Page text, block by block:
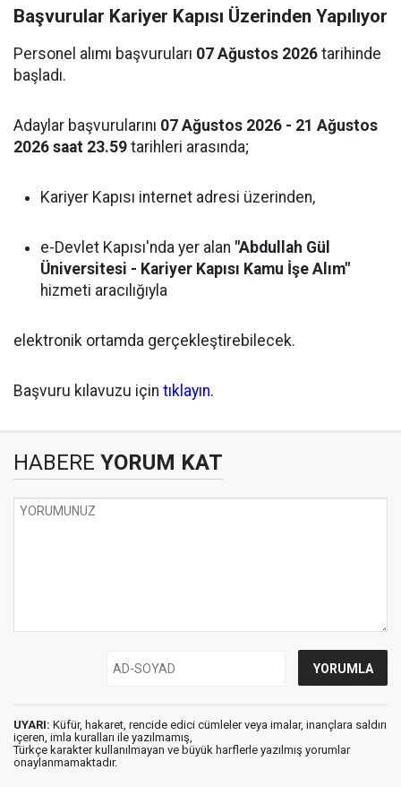
Başvurular Kariyer Kapısı Üzerinden Yapılıyor
Personel alımı başvuruları 07 Ağustos 2026 tarihinde
başladı.
Adaylar başvurularını 07 Ağustos 2026 - 21 Ağustos
2026 saat 23.59 tarihleri arasında;
Kariyer Kapısı internet adresi üzerinden,
e-Devlet Kapısı'nda yer alan "Abdullah Gül
Üniversitesi - Kariyer Kapısı Kamu İşe Alım"
hizmeti aracılığıyla
elektronik ortamda gerçekleştirebilecek.
Başvuru kılavuzu için tıklayın.
HABERE YORUM KAT
UYARI: Küfür, hakaret, rencide edici cümleler veya imalar, inançlara saldırı
içeren, imla kuralları ile yazılmamış,
Türkçe karakter kullanılmayan ve büyük harflerle yazılmış yorumlar
onaylanmamaktadır.